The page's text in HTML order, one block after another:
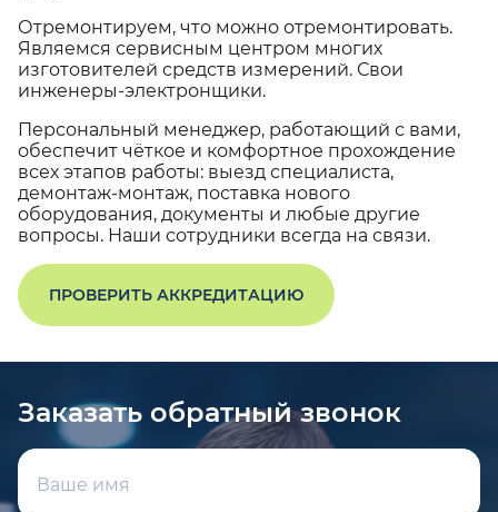
Отремонтируем, что можно отремонтировать.
Являемся сервисным центром многих
изготовителей средств измерений. Свои
инженеры-электронщики.
Персональный менеджер, работающий с вами,
обеспечит чёткое и комфортное прохождение
всех этапов работы: выезд специалиста,
демонтаж-монтаж, поставка нового
оборудования, документы и любые другие
вопросы. Наши сотрудники всегда на связи.
ПРОВЕРИТЬ АККРЕДИТАЦИЮ
Заказать обратный звонок